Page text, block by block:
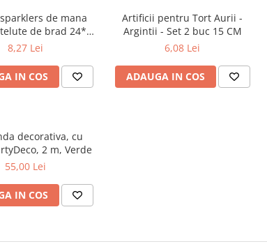
de mana
de brad 24*8
cm - set 5 buc
8,27 Lei
IN COS
Artificii pentru Tort Aurii -
Argintii - Set 2 buc 15 CM
6,08 Lei
ADAUGA IN COS
decorativa, cu
2 m, Verde
55,00 Lei
IN COS